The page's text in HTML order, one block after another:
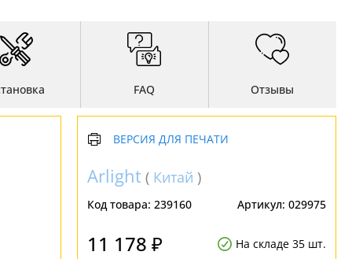
FAQ Отзывы
ВЕРСИЯ ДЛЯ ПЕЧАТИ
Arlight ( Китай )
Код товара: 239160 Артикул: 029975
11 178 ₽ На складе 35 шт.